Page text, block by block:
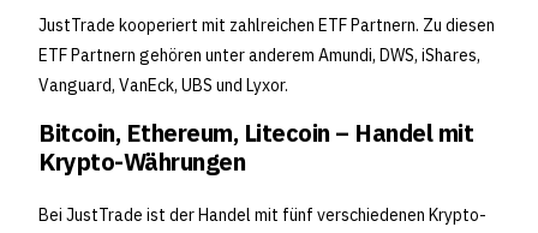
JustTrade kooperiert mit zahlreichen ETF Partnern. Zu diesen
ETF Partnern gehören unter anderem Amundi, DWS, iShares,
Vanguard, VanEck, UBS und Lyxor.
Bitcoin, Ethereum, Litecoin – Handel mit
Krypto-Währungen
Bei JustTrade ist der Handel mit fünf verschiedenen Krypto-